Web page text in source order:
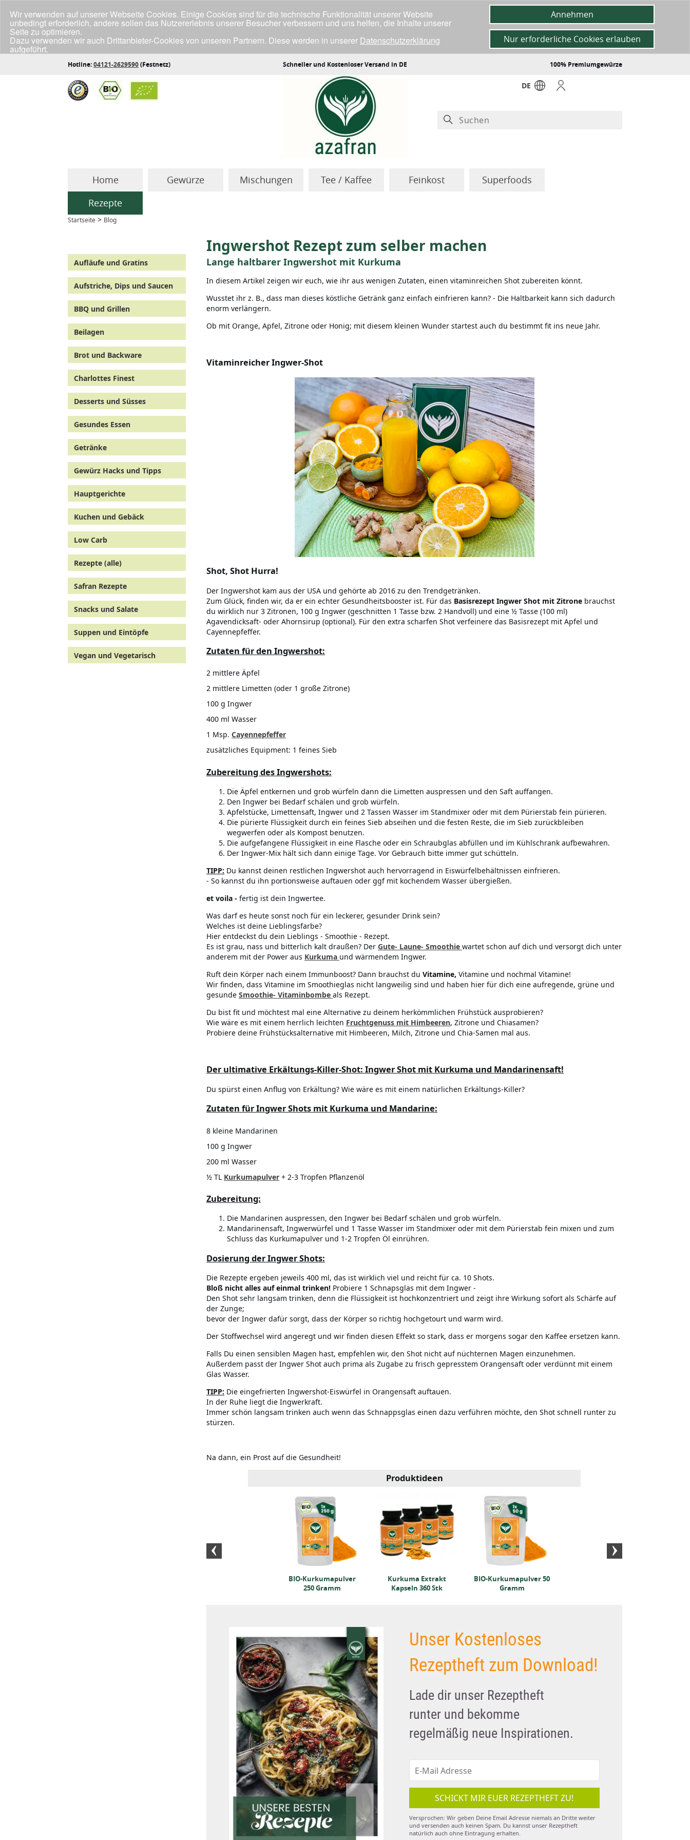
Hotline:04121-2629590(Festnetz) Schneller und Kostenloser Versand in DE 100% Premiumgewürze
DE
Home Gewürze Mischungen Tee / Kaffee Feinkost
Superfoods
Rezepte
Startseite > Blog
Aufläufe und Gratins
Aufstriche, Dips und Saucen
BBQ und Grillen
Beilagen
Brot und Backware
Charlottes Finest
Desserts und Süsses
Gesundes Essen
Getränke
Gewürz Hacks und Tipps
Hauptgerichte
Kuchen und Gebäck
Low Carb
Rezepte (alle)
Safran Rezepte
Snacks und Salate
Suppen und Eintöpfe
Vegan und Vegetarisch
Ingwershot Rezept zum selber machen
Lange haltbarer Ingwershot mit Kurkuma
In diesem Artikel zeigen wir euch, wie ihr aus wenigen Zutaten, einen vitaminreichen Shot zubereiten könnt.
Wusstet ihr z. B., dass man dieses köstliche Getränk ganz einfach einfrieren kann? - Die Haltbarkeit kann sich dadurch
enorm verlängern.
Ob mit Orange, Apfel, Zitrone oder Honig; mit diesem kleinen Wunder startest auch du bestimmt fit ins neue Jahr.
Vitaminreicher Ingwer-Shot
Shot, Shot Hurra!
Der Ingwershot kam aus der USA und gehörte ab 2016 zu den Trendgetränken.
Zum Glück, finden wir, da er ein echter Gesundheitsbooster ist. Für das Basisrezept Ingwer Shot mit Zitrone brauchst
du wirklich nur 3 Zitronen, 100 g Ingwer (geschnitten 1 Tasse bzw. 2 Handvoll) und eine ½ Tasse (100 ml)
Agavendicksaft- oder Ahornsirup (optional). Für den extra scharfen Shot verfeinere das Basisrezept mit Apfel und
Cayennepfeffer.
Zutaten für den Ingwershot:
2 mittlere Äpfel
2 mittlere Limetten (oder 1 große Zitrone)
100 g Ingwer
400 ml Wasser
1 Msp. Cayennepfeffer
zusätzliches Equipment: 1 feines Sieb
Zubereitung des Ingwershots:
Die Äpfel entkernen und grob würfeln dann die Limetten auspressen und den Saft auffangen.
Den Ingwer bei Bedarf schälen und grob würfeln.
Apfelstücke, Limettensaft, Ingwer und 2 Tassen Wasser im Standmixer oder mit dem Pürierstab fein pürieren.
Die pürierte Flüssigkeit durch ein feines Sieb abseihen und die festen Reste, die im Sieb zurückbleiben
wegwerfen oder als Kompost benutzen.
Die aufgefangene Flüssigkeit in eine Flasche oder ein Schraubglas abfüllen und im Kühlschrank aufbewahren.
Der Ingwer-Mix hält sich dann einige Tage. Vor Gebrauch bitte immer gut schütteln.
TIPP: Du kannst deinen restlichen Ingwershot auch hervorragend in Eiswürfelbehältnissen einfrieren.
- So kannst du ihn portionsweise auftauen oder ggf mit kochendem Wasser übergießen.
et voila - fertig ist dein Ingwertee.
Was darf es heute sonst noch für ein leckerer, gesunder Drink sein?
Welches ist deine Lieblingsfarbe?
Hier entdeckst du dein Lieblings - Smoothie - Rezept.
Es ist grau, nass und bitterlich kalt draußen? Der Gute- Laune- Smoothie wartet schon auf dich und versorgt dich unter
anderem mit der Power aus Kurkuma und wärmendem Ingwer.
Ruft dein Körper nach einem Immunboost? Dann brauchst du Vitamine, Vitamine und nochmal Vitamine!
Wir finden, dass Vitamine im Smoothieglas nicht langweilig sind und haben hier für dich eine aufregende, grüne und
gesunde Smoothie- Vitaminbombe als Rezept.
Du bist fit und möchtest mal eine Alternative zu deinem herkömmlichen Frühstück ausprobieren?
Wie wäre es mit einem herrlich leichten Fruchtgenuss mit Himbeeren, Zitrone und Chiasamen?
Probiere deine Frühstücksalternative mit Himbeeren, Milch, Zitrone und Chia-Samen mal aus.
Der ultimative Erkältungs-Killer-Shot: Ingwer Shot mit Kurkuma und Mandarinensaft!
Du spürst einen Anflug von Erkältung? Wie wäre es mit einem natürlichen Erkältungs-Killer?
Zutaten für Ingwer Shots mit Kurkuma und Mandarine:
8 kleine Mandarinen
100 g Ingwer
200 ml Wasser
½ TL Kurkumapulver + 2-3 Tropfen Pflanzenöl
Zubereitung:
Die Mandarinen auspressen, den Ingwer bei Bedarf schälen und grob würfeln.
Mandarinensaft, Ingwerwürfel und 1 Tasse Wasser im Standmixer oder mit dem Pürierstab fein mixen und zum
Schluss das Kurkumapulver und 1-2 Tropfen Öl einrühren.
Dosierung der Ingwer Shots:
Die Rezepte ergeben jeweils 400 ml, das ist wirklich viel und reicht für ca. 10 Shots.
Bloß nicht alles auf einmal trinken! Probiere 1 Schnapsglas mit dem Ingwer -
Den Shot sehr langsam trinken, denn die Flüssigkeit ist hochkonzentriert und zeigt ihre Wirkung sofort als Schärfe auf
der Zunge;
bevor der Ingwer dafür sorgt, dass der Körper so richtig hochgetourt und warm wird.
Der Stoffwechsel wird angeregt und wir finden diesen Effekt so stark, dass er morgens sogar den Kaffee ersetzen kann.
Falls Du einen sensiblen Magen hast, empfehlen wir, den Shot nicht auf nüchternen Magen einzunehmen.
Außerdem passt der Ingwer Shot auch prima als Zugabe zu frisch gepresstem Orangensaft oder verdünnt mit einem
Glas Wasser.
TIPP: Die eingefrierten Ingwershot-Eiswürfel in Orangensaft auftauen.
In der Ruhe liegt die Ingwerkraft.
Immer schön langsam trinken auch wenn das Schnappsglas einen dazu verführen möchte, den Shot schnell runter zu
stürzen.
Na dann, ein Prost auf die Gesundheit!
Produktideen
BIO-Kurkumapulver
250 Gramm
Kurkuma Extrakt
Kapseln 360 Stk
BIO-Kurkumapulver 50
Gramm
Unser Kostenloses
Rezeptheft zum Download!
Lade dir unser Rezeptheft
runter und bekomme
regelmäßig neue Inspirationen.
SCHICKT MIR EUER REZEPTHEFT ZU!
Versprochen: Wir geben Deine Email Adresse niemals an Dritte weiter
und versenden auch keinen Spam. Du kannst unser Rezeptheft
natürlich auch ohne Eintragung erhalten.
Wir verwenden auf unserer Webseite Cookies. Einige Cookies sind für die technische Funktionalität unserer Website
unbedingt erforderlich, andere sollen das Nutzererlebnis unserer Besucher verbessern und uns helfen, die Inhalte unserer
Seite zu optimieren.
Dazu verwenden wir auch Drittanbieter-Cookies von unseren Partnern. Diese werden in unserer Datenschutzerklärung
aufgeführt.
Klicke unten auf "Annehmen", wenn du mit der Verwendung aller Cookies einverstanden bist.
Annehmen
Nur erforderliche Cookies erlauben